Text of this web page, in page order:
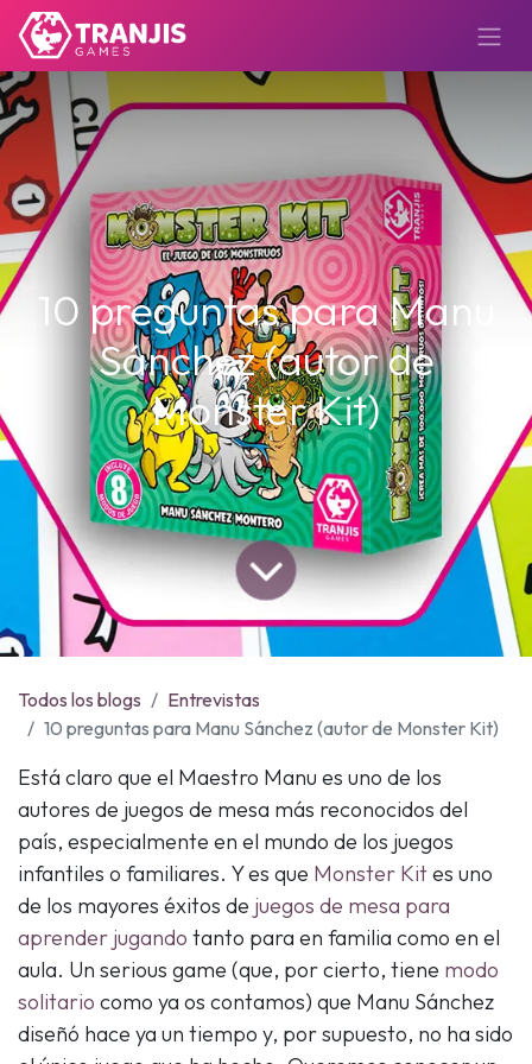
10 preguntas para Manu
Sánchez (autor de
Monster Kit)
Todos los blogs
Entrevistas
10 preguntas para Manu Sánchez (autor de Monster Kit)
Está claro que el Maestro Manu es uno de los
autores de juegos de mesa más reconocidos del
país, especialmente en el mundo de los juegos
infantiles o familiares. Y es que Monster Kites uno
de los mayores éxitos de juegos de mesa para
aprender jugando tanto para en familia como en el
aula. Un serious game (que, por cierto, tiene modo
solitario como ya os contamos) que Manu Sánchez
diseñó hace ya un tiempo y, por supuesto, no ha sido